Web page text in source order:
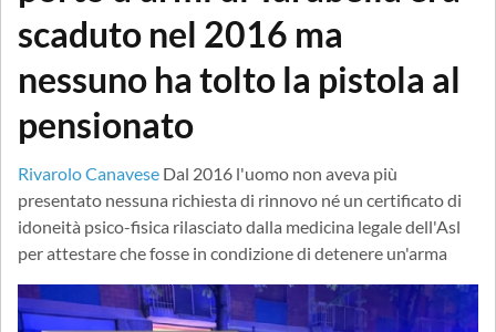
scaduto nel 2016 ma
nessuno ha tolto la pistola al
pensionato
Rivarolo Canavese Dal 2016 l'uomo non aveva più
presentato nessuna richiesta di rinnovo né un certificato di
idoneità psico-fisica rilasciato dalla medicina legale dell'Asl
per attestare che fosse in condizione di detenere un'arma